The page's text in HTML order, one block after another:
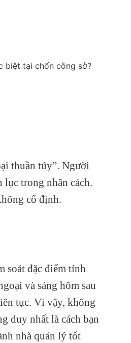
thuần túy”. Người
trong nhân cách.
cố định.
soát đặc điểm tính
và sáng hôm sau
tục. Vì vậy, không
duy nhất là cách bạn
nhà quản lý tốt